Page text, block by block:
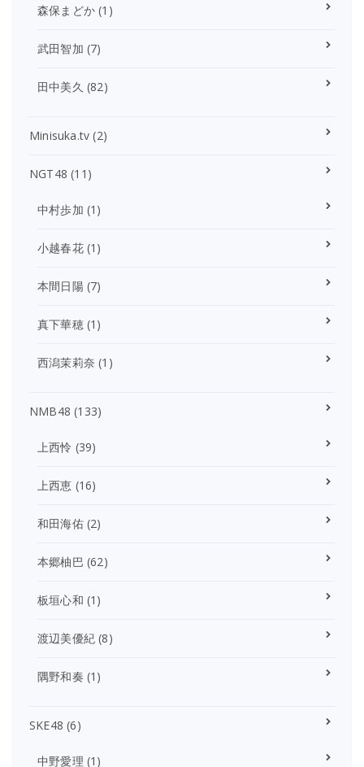
森保まどか (1)
武田智加 (7)
田中美久 (82)
Minisuka.tv (2)
NGT48 (11)
中村歩加 (1)
小越春花(1)
本間日陽(7)
真下華穂(1)
西潟茉莉奈 (1)
NMB48 (133)
上西怜 (39)
上西恵 (16)
和田海佑(2)
本郷柚巴 (62)
板垣心和 (1)
渡辺美優紀 (8)
隅野和奏 (1)
SKE48 (6)
中野愛理 (1)